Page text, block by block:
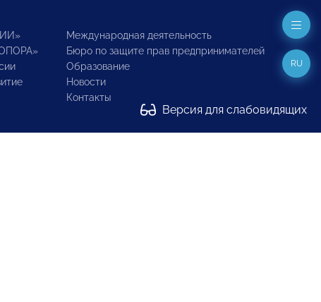
Международная деятельность
Бюро по защите прав предпринимателей
Образование
Новости
Контакты
Версия для слабовидящих
RU